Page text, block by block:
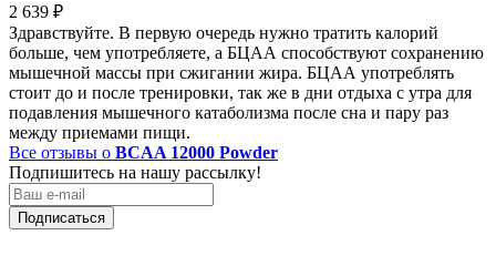
2 639 ₽
Здравствуйте. В первую очередь нужно тратить калорий
больше, чем употребляете, а БЦАА способствуют сохранению
мышечной массы при сжигании жира. БЦАА употреблять
стоит до и после тренировки, так же в дни отдыха с утра для
подавления мышечного катаболизма после сна и пару раз
между приемами пищи.
Все отзывы о BCAA 12000 Powder
Подпишитесь на нашу рассылку!
Подписаться